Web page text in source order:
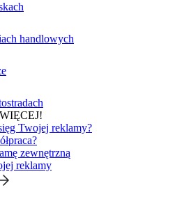
handlowych
Twojej reklamy?
zewnętrzną
reklamy